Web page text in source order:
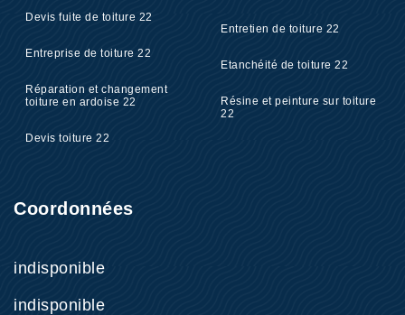
Devis fuite de toiture 22
Entreprise de toiture 22
Réparation et changement
toiture en ardoise 22
Devis toiture 22
Entretien de toiture 22
Etanchéité de toiture 22
Résine et peinture sur toiture
22
Coordonnées
indisponible
indisponible